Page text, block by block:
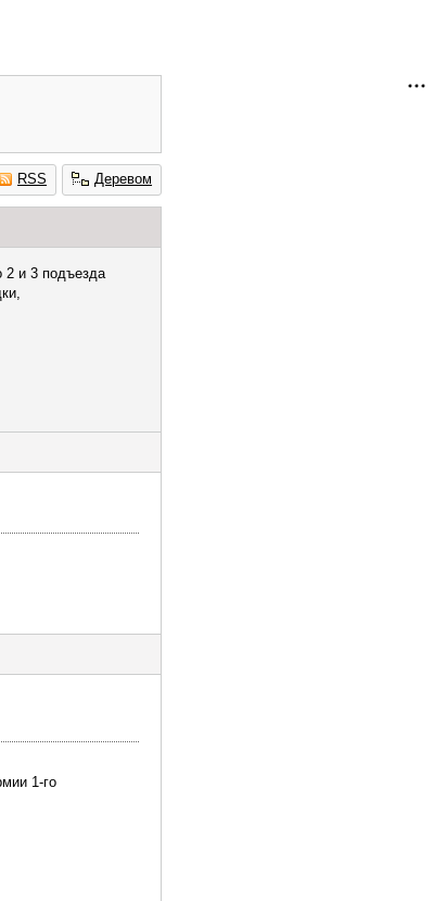
RSS Деревом
2 и 3 подъезда
1-го